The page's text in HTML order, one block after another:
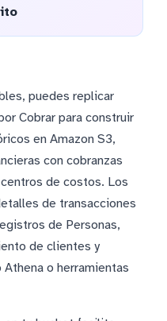
puedes replicar
Cobrar para construir
en Amazon S3,
con cobranzas
de costos. Los
de transacciones
de Personas,
de clientes y
o herramientas